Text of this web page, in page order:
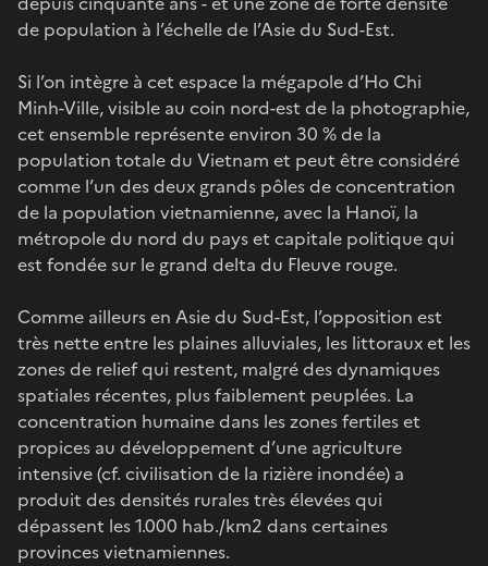
de population à l’échelle de l’Asie du Sud-Est.
Si l’on intègre à cet espace la mégapole d’Ho Chi
Minh-Ville, visible au coin nord-est de la photographie,
cet ensemble représente environ 30 % de la
population totale du Vietnam et peut être considéré
comme l’un des deux grands pôles de concentration
de la population vietnamienne, avec la Hanoï, la
métropole du nord du pays et capitale politique qui
est fondée sur le grand delta du Fleuve rouge.
Comme ailleurs en Asie du Sud-Est, l’opposition est
très nette entre les plaines alluviales, les littoraux et les
zones de relief qui restent, malgré des dynamiques
spatiales récentes, plus faiblement peuplées. La
concentration humaine dans les zones fertiles et
propices au développement d’une agriculture
intensive (cf. civilisation de la rizière inondée) a
produit des densités rurales très élevées qui
dépassent les 1.000 hab./km2 dans certaines
provinces vietnamiennes.